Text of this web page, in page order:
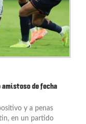
amistoso de fecha
y a penas
en un partido